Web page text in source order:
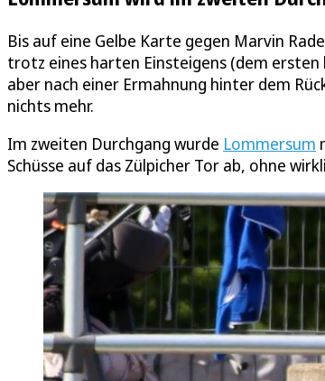
Bis auf eine Gelbe Karte gegen Marvin
trotz eines harten Einsteigens (dem
aber nach einer Ermahnung hinter dem
nichts mehr.
Im zweiten Durchgang wurde Lommersum
Schüsse auf das Zülpicher Tor ab, ohne